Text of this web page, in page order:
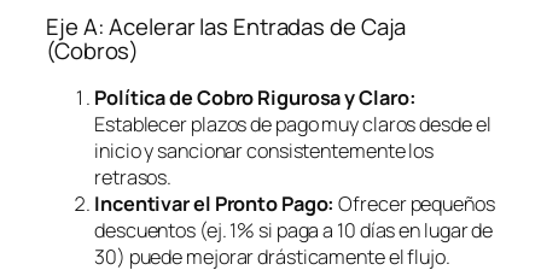
Eje A: Acelerar las Entradas de Caja
(Cobros)
Política de Cobro Rigurosa y Claro:
Establecer plazos de pago muy claros desde el
inicio y sancionar consistentemente los
retrasos.
Incentivar el Pronto Pago: Ofrecer pequeños
descuentos (ej. 1% si paga a 10 días en lugar de
30) puede mejorar drásticamente el flujo.